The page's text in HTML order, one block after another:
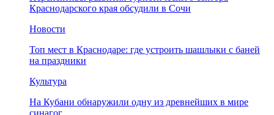
Краснодарского края обсудили в Сочи
Новости
Топ мест в Краснодаре: где устроить шашлыки с баней
на праздники
Культура
На Кубани обнаружили одну из древнейших в мире
синагог